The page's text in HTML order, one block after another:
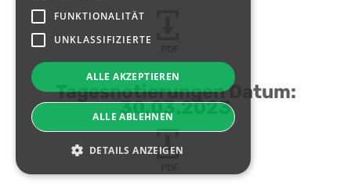
Tagesnotierungen Datum:
30.03.2023
FUNKTIONALITÄT
UNKLASSIFIZIERTE
ALLE AKZEPTIEREN
ALLE ABLEHNEN
DETAILS ANZEIGEN